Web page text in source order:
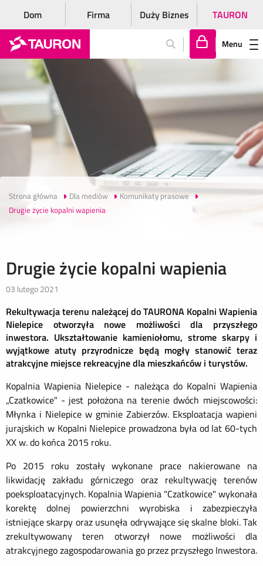
Dom Firma Duży Biznes TAURON
lo
gu
j
si
ę
Menu
Strona główna Dla mediów
Komunikaty prasowe
Drugie życie kopalni wapienia
Drugie życie kopalni wapienia
03 lutego 2021
Rekultywacja terenu należącej do TAURONA Kopalni Wapienia
Nielepice otworzyła nowe możliwości dla przyszłego
inwestora. Ukształtowanie kamieniołomu, strome skarpy i
wyjątkoweatuty przyrodnicze będą mogły stanowić teraz
atrakcyjne miejsce rekreacyjne dla mieszkańców i turystów.
Kopalnia Wapienia Nielepice - należąca do Kopalni Wapienia
„Czatkowice” - jest położona na terenie dwóch miejscowości:
Młynka i Nielepice w gminie Zabierzów. Eksploatacja wapieni
jurajskich w Kopalni Nielepice prowadzona była od lat 60-tych
XX w. do końca 2015 roku.
Po 2015 roku zostały wykonane prace nakierowane na
likwidację zakładu górniczego oraz rekultywację terenów
poeksploatacyjnych. Kopalnia Wapienia "Czatkowice" wykonała
korektę dolnej powierzchni wyrobiska i zabezpieczyła
istniejące skarpy oraz usunęła odrywające się skalne bloki. Tak
zrekultywowany teren otworzył nowe możliwości dla
atrakcyjnego zagospodarowania go przez przyszłego Inwestora.